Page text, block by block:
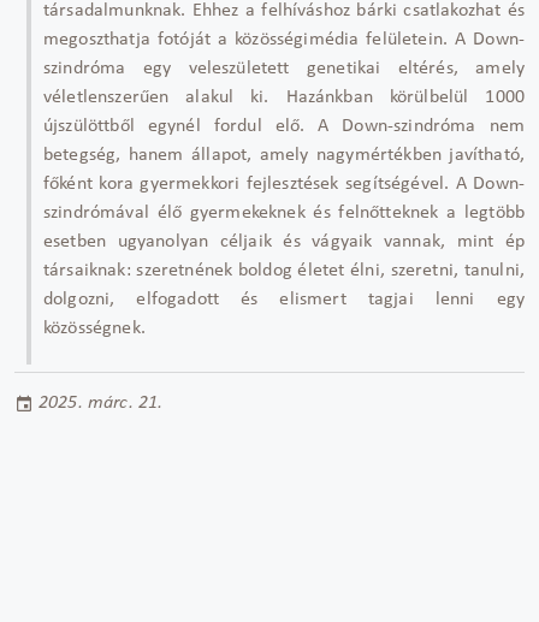
társadalmunknak. Ehhez a felhíváshoz bárki csatlakozhat és
megoszthatja fotóját a közösségimédia felületein. A Down-
szindróma egy veleszületett genetikai eltérés, amely
véletlenszerűen alakul ki. Hazánkban körülbelül 1000
újszülöttből egynél fordul elő. A Down-szindróma nem
betegség, hanem állapot, amely nagymértékben javítható,
főként kora gyermekkori fejlesztések segítségével. A Down-
szindrómával élő gyermekeknek és felnőtteknek a legtöbb
esetben ugyanolyan céljaik és vágyaik vannak, mint ép
társaiknak: szeretnének boldog életet élni, szeretni, tanulni,
dolgozni, elfogadott és elismert tagjai lenni egy
közösségnek.
2025. márc. 21.